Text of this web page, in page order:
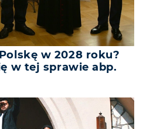
w 2028 roku?
w tej sprawie abp.